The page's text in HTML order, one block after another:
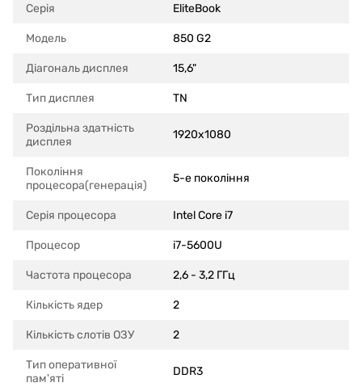
Серія EliteBook
Модель 850 G2
Діагональ дисплея 15,6"
Тип дисплея TN
Роздільна здатність
дисплея
1920x1080
Покоління
процесора(генерація)
5-е покоління
Серія процесора Intel Core i7
Процесор i7-5600U
Частота процесора 2,6 - 3,2 ГГц
Кількість ядер 2
Кількість слотів ОЗУ 2
Тип оперативної
пам'яті
DDR3